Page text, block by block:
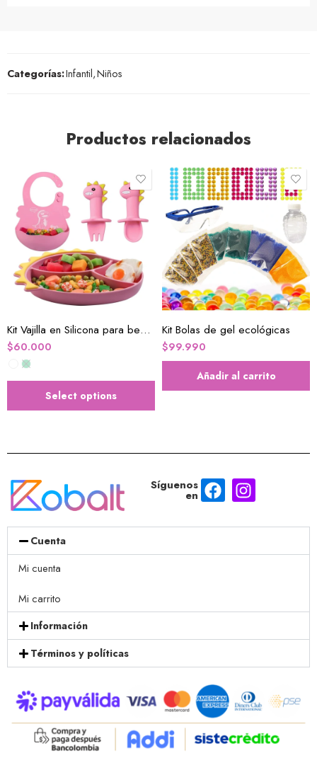
Categorías:Infantil,Niños
Productos relacionados
Kit Vajilla en Silicona para bebes
$60.000
Select options
Kit Bolas de gel ecológicas
$99.990
Añadir al carrito
Síguenos
en
Cuenta
Mi cuenta
Mi carrito
Información
Términos y políticas